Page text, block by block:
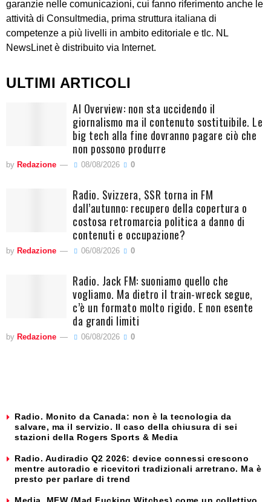
garanzie nelle comunicazioni, cui fanno riferimento anche le
attività di Consultmedia, prima struttura italiana di
competenze a più livelli in ambito editoriale e tlc. NL
NewsLinet è distribuito via Internet.
ULTIMI ARTICOLI
AI Overview: non sta uccidendo il
giornalismo ma il contenuto sostituibile. Le
big tech alla fine dovranno pagare ciò che
non possono produrre
by Redazione 08/08/2026 0
Radio. Svizzera, SSR torna in FM
dall’autunno: recupero della copertura o
costosa retromarcia politica a danno di
contenuti e occupazione?
by Redazione 06/08/2026 0
Radio. Jack FM: suoniamo quello che
vogliamo. Ma dietro il train-wreck segue,
c’è un formato molto rigido. E non esente
da grandi limiti
by Redazione 06/08/2026 0
Radio. Monito da Canada: non è la tecnologia da
salvare, ma il servizio. Il caso della chiusura di sei
stazioni della Rogers Sports & Media
Radio. Audiradio Q2 2026: device connessi crescono
mentre autoradio e ricevitori tradizionali arretrano. Ma è
presto per parlare di trend